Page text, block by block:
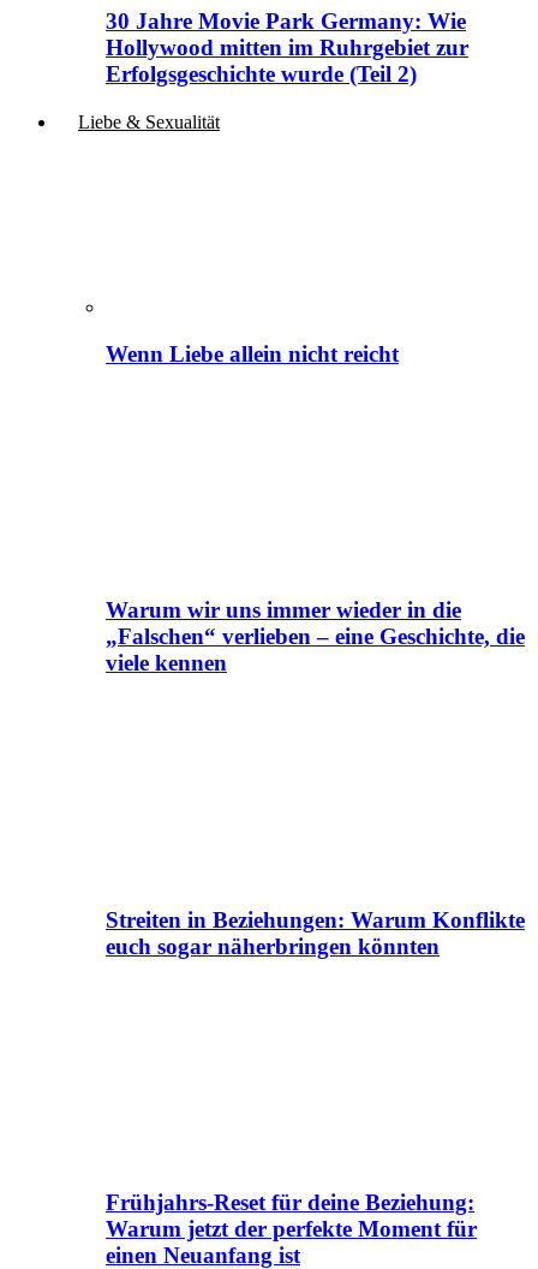
30 Jahre Movie Park Germany: Wie
Hollywood mitten im Ruhrgebiet zur
Erfolgsgeschichte wurde (Teil 2)
Liebe & Sexualität
Wenn Liebe allein nicht reicht
Warum wir uns immer wieder in die
„Falschen“ verlieben – eine Geschichte, die
viele kennen
Streiten in Beziehungen: Warum Konflikte
euch sogar näherbringen könnten
Frühjahrs-Reset für deine Beziehung:
Warum jetzt der perfekte Moment für
einen Neuanfang ist